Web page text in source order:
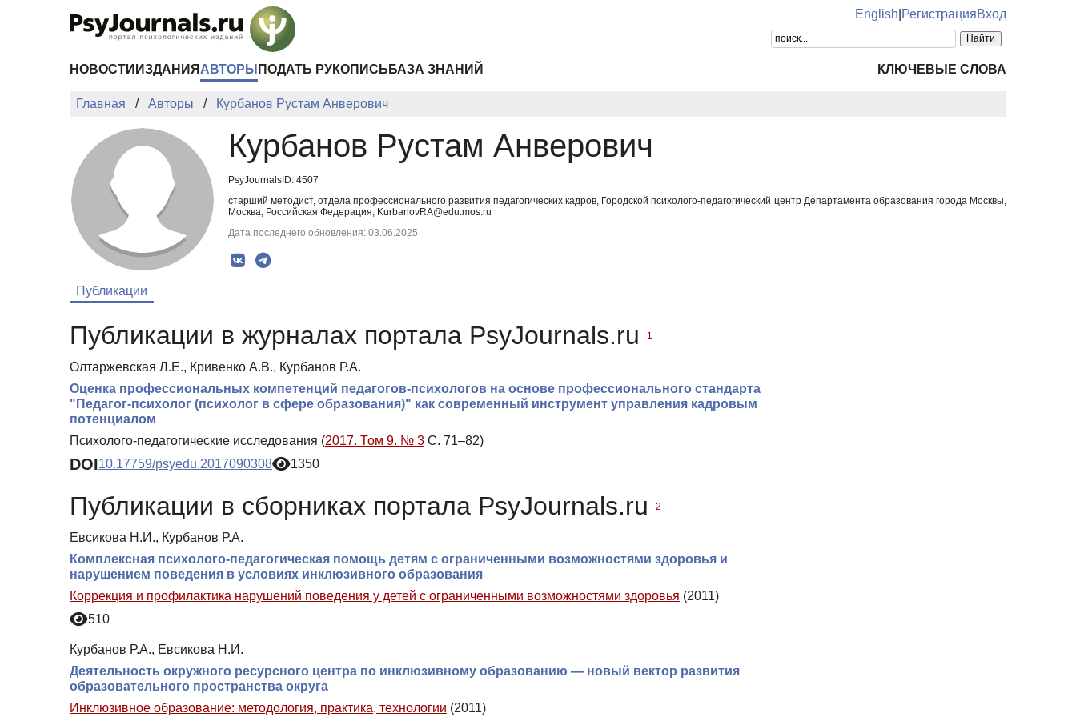
English РегистрацияВход
НОВОСТИ ИЗДАНИЯ АВТОРЫ ПОДАТЬ РУКОПИСЬ БАЗА ЗНАНИЙ КЛЮЧЕВЫЕ СЛОВА
Главная Авторы Курбанов Рустам Анверович
Курбанов Рустам Анверович
PsyJournalsID: 4507
старший методист, отдела профессионального развития педагогических кадров, Городской психолого-педагогический центр Департамента образования города Москвы,
Москва, Российская Федерация, KurbanovRA@edu.mos.ru
Дата последнего обновления: 03.06.2025
Публикации
Публикации в журналах портала PsyJournals.ru 1
Олтаржевская Л.Е., Кривенко А.В., Курбанов Р.А.
Оценка профессиональных компетенций педагогов-психологов на основе профессионального стандарта
"Педагог-психолог (психолог в сфере образования)" как современный инструмент управления кадровым
потенциалом
Психолого-педагогические исследования (2017. Том 9. № 3 С. 71–82)
DOI10.17759/psyedu.2017090308 1350
Публикации в сборниках портала PsyJournals.ru 2
Евсикова Н.И., Курбанов Р.А.
Комплексная психолого-педагогическая помощь детям с ограниченными возможностями здоровья и
нарушением поведения в условиях инклюзивного образования
Коррекция и профилактика нарушений поведения у детей с ограниченными возможностями здоровья (2011)
510
Курбанов Р.А., Евсикова Н.И.
Деятельность окружного ресурсного центра по инклюзивному образованию — новый вектор развития
образовательного пространства округа
Инклюзивное образование: методология, практика, технологии (2011)